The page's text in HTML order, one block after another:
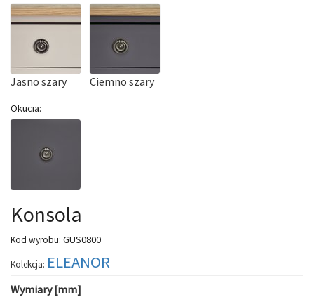
Jasno szary Ciemno szary
Okucia:
Konsola
Kod wyrobu: GUS0800
Kolekcja: ELEANOR
Wymiary [mm]